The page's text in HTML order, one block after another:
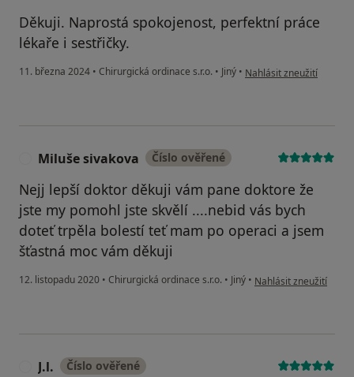
Děkuji. Naprostá spokojenost, perfektní práce
lékaře i sestřičky.
11. března 2024 • Chirurgická ordinace s.r.o. • Jiný • podle názoru uživatele
Nahlásit zneužití
Miluše sivakova Číslo ověřené
Nejj lepší doktor děkuji vám pane doktore že
jste my pomohl jste skvělí ....nebid vás bych
doteť trpěla bolestí teť mam po operaci a jsem
šťastná moc vám děkuji
12. listopadu 2020 • Chirurgická ordinace s.r.o. • Jiný • podle názoru
Nahlásit zneužití
J.l. Číslo ověřené